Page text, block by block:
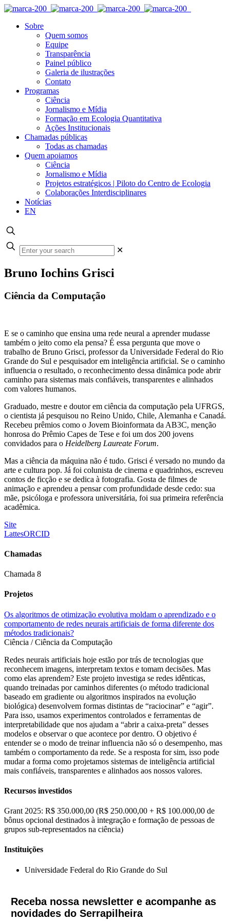
Sobre
Quem somos
Equipe
Transparência
Painel público
Galeria de ilustrações
Contato
Programas
Ciência
Jornalismo e Mídia
Formação em Ecologia Quantitativa
Ações Institucionais
Chamadas públicas
Todas as chamadas
Quem apoiamos
Ciência
Jornalismo e Mídia
Projetos estratégicos | Piloto do Centro de Ecologia
Colaborações Interdisciplinares
Notícias
EN
✕
Bruno Iochins Grisci
Ciência da Computação
E se o caminho que ensina uma rede neural a aprender mudasse
também o jeito como ela pensa? É essa pergunta que move o
trabalho de Bruno Grisci, professor da Universidade Federal do Rio
Grande do Sul e pesquisador em inteligência artificial. Se o caminho
influencia o resultado, o reconhecimento dessa dinâmica pode abrir
caminho para sistemas mais confiáveis, transparentes e alinhados
com valores humanos.
Graduado, mestre e doutor em ciência da computação pela UFRGS,
o cientista já pesquisou no Reino Unido, Chile, Alemanha e Canadá.
Recebeu prêmios como o Jovem Bioinformata da AB3C, menção
honrosa do Prêmio Capes de Tese e foi um dos 200 jovens
convidados para o Heidelberg Laureate Forum.
Mas a ciência da máquina não é tudo. Grisci é versado no mundo da
arte e cultura pop. Já foi colunista de cinema e quadrinhos, escreveu
contos de ficção e se dedica à fotografia. Gosta de filmes de
animação e aprendeu a pensar com profundidade desde cedo: sua
mãe, psicóloga e professora universitária, foi sua primeira referência
acadêmica.
Site
LattesORCID
Chamadas
Chamada 8
Projetos
Os algoritmos de otimização evolutiva moldam o aprendizado e o
comportamento de redes neurais artificiais de forma diferente dos
métodos tradicionais?
Ciência / Ciência da Computação
Redes neurais artificiais hoje estão por trás de tecnologias que
reconhecem imagens, interpretam textos e tomam decisões. Mas
como elas aprendem? Este projeto investiga se redes idênticas,
quando treinadas por caminhos diferentes (o método tradicional
baseado em gradiente ou algoritmos inspirados na evolução
biológica) desenvolvem formas distintas de “raciocinar” e “agir”.
Para isso, usamos experimentos controlados e ferramentas de
interpretabilidade que nos ajudam a “abrir a caixa-preta” desses
modelos e observar o que acontece por dentro. O objetivo é
entender se o modo de treinar influencia não só o desempenho, mas
também o comportamento da rede. Se a resposta for sim, isso pode
mudar a forma como projetamos sistemas de inteligência artificial
mais confiáveis, transparentes e alinhados aos nossos valores.
Recursos investidos
Grant 2025: R$ 350.000,00 (R$ 250.000,00 + R$ 100.000,00 de
bônus opcional destinados à integração e formação de pessoas de
grupos sub-representados na ciência)
Instituições
Universidade Federal do Rio Grande do Sul
Receba nossa newsletter e acompanhe as
novidades do Serrapilheira